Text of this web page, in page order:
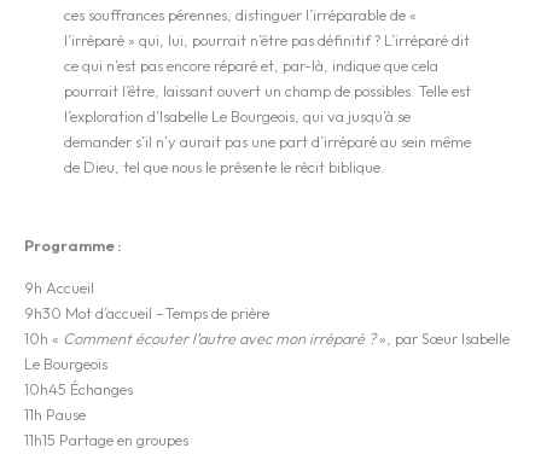
ces souffrances pérennes, distinguer l’irréparable de «
l’irréparé » qui, lui, pourrait n’être pas définitif ? L’irréparé dit
ce qui n’est pas encore réparé et, par-là, indique que cela
pourrait l’être, laissant ouvert un champ de possibles. Telle est
l’exploration d’Isabelle Le Bourgeois, qui va jusqu’à se
demander s’il n’y aurait pas une part d’irréparé au sein même
de Dieu, tel que nous le présente le récit biblique.
Programme :
9h Accueil
9h30 Mot d’accueil –Temps de prière
10h « Comment écouter l’autre avec mon irréparé ?», par Sœur Isabelle
Le Bourgeois
10h45 Échanges
11h Pause
11h15 Partage en groupes